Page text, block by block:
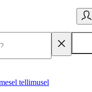
tellimusel